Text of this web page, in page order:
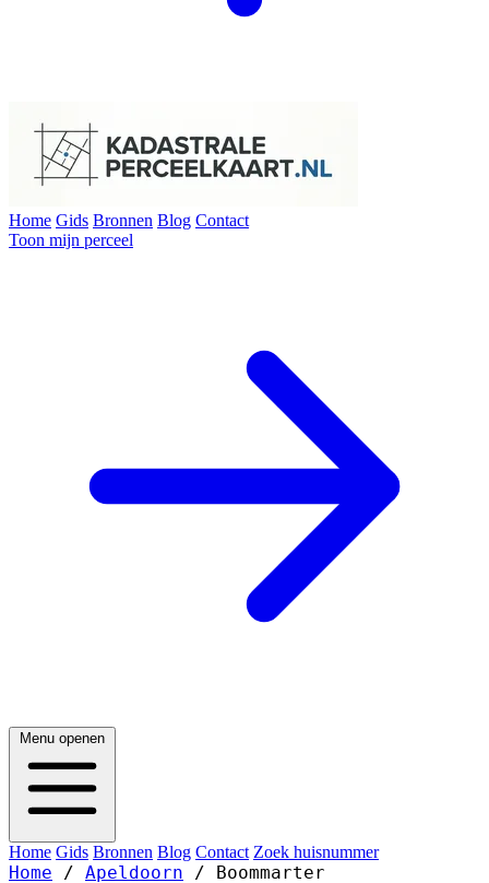
Home Gids Bronnen Blog Contact
Toon mijn perceel
Menu openen
Home Gids Bronnen Blog Contact Zoek huisnummer
Home / Apeldoorn / Boommarter